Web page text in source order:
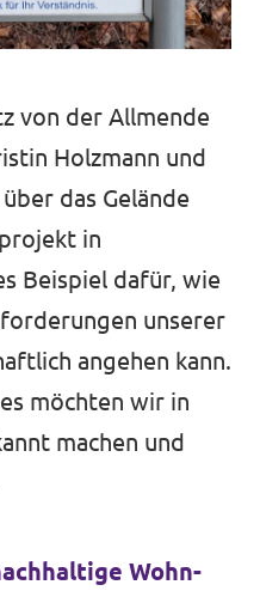
von der Allmende
Holzmann und
das Gelände
in
Beispiel dafür, wie
unserer
angehen kann.
möchten wir in
machen und
Wohn-